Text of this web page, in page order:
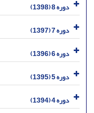
دوره 8 (1398)
دوره 7 (1397)
دوره 6 (1396)
دوره 5 (1395)
دوره 4 (1394)